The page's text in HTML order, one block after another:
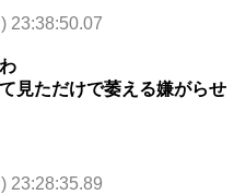
23:38:50.07
見ただけで萎える嫌がらせ
23:28:35.89